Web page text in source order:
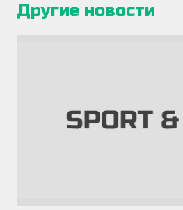
Другие новости